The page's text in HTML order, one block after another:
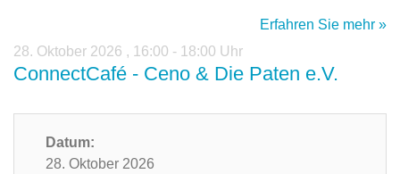
Erfahren Sie mehr »
28. Oktober 2026 , 16:00 - 18:00 Uhr
ConnectCafé - Ceno & Die Paten e.V.
Datum:
28. Oktober 2026